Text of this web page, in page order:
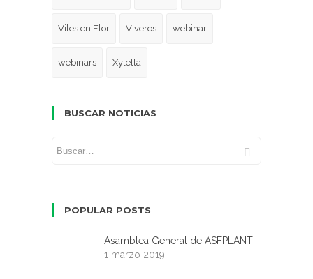
Viles en Flor Viveros webinar
webinars Xylella
BUSCAR NOTICIAS
POPULAR POSTS
Asamblea General de ASFPLANT
1 marzo 2019